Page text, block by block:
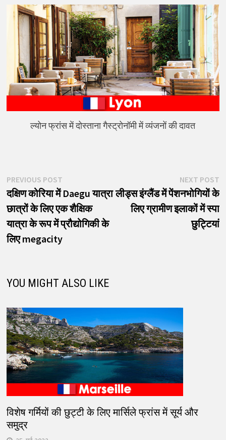
ल्योन फ्रांस में दोस्ताना गैस्ट्रोनॉमी में व्यंजनों की दावत
पोस्ट
नेविगेशन
PREVIOUS POSTPrevious
post:
दक्षिण कोरिया में Daegu यात्रा
छात्रों के लिए एक शैक्षिक
यात्रा के रूप में प्रौद्योगिकी के
लिए megacity
NEXT POST
लीड्स इंग्लैंड में पेंशनभोगियों के
लिए ग्रामीण इलाकों में स्पा
छुट्टियां
YOU MIGHT ALSO LIKE
विशेष गर्मियों की छुट्टी के लिए मार्सिले फ्रांस में सूर्य और
समुद्र